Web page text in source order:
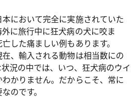
において完全に実施されていた
に旅行中に狂犬病の犬に咬ま
した痛ましい例もあります。
、輸入される動物は相当数にの
況の中では、いつ、狂犬病のウイ
かりません。だからこそ、常に
のです。